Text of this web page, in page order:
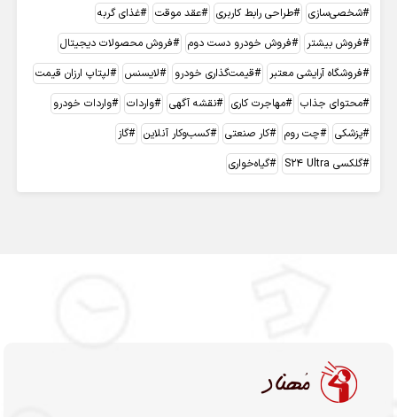
شخصی‌سازی
طراحی رابط کاربری عقد موقت
غذای گربه
فروش بیشتر
فروش خودرو دست دوم
فروش محصولات دیجیتال
فروشگاه آرایشی معتبر
قیمت‌گذاری خودرو لایسنس
لپتاپ ارزان قیمت
محتوای جذاب
مهاجرت کاری نقشه آگهی واردات
واردات خودرو
پزشکی
چت روم کار صنعتی کسب‌وکار آنلاین
گاز
گلکسی S24 Ultra
گیاه‌خواری